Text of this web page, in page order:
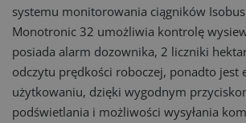
systemu monitorowania ciągników
Monotronic 32 umożliwia kontrolę
posiada alarm dozownika, 2 liczniki
odczytu prędkości roboczej, ponadto jest
użytkowaniu, dzięki wygodnym
podświetlania i możliwości wysyłania